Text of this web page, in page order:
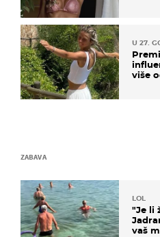
U 27.
više
ZABAVA
LOL
"Je li
vaš